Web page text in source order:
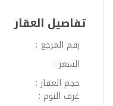
شامل الكهرباء و الماء
خدمات الصيانة متوفرة
الانترنت متوفر
خدمة الحارس
مصعد بالمبنى
جميع الخدمات
مطاعم . . )
تفاصيل العقار
رقم المرجع :
السعر :
حجم العقار :
غرف النوم :